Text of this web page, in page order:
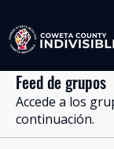
Feed de grupos
Accede a los
continuación.